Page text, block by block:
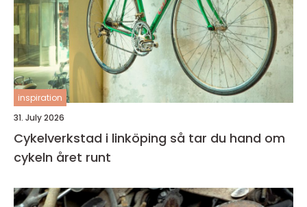
inspiration
31. July 2026
Cykelverkstad i linköping så tar du hand om
cykeln året runt